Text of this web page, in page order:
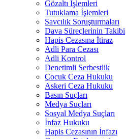
Gözaltı İşlemleri
Tutuklama İşlemleri
Savcılık Soruşturmaları
Dava Süreçlerinin Takibi
Hapis Cezasına İtiraz
Adli Para Cezası
Adli Kontrol
Denetimli Serbestlik
Çocuk Ceza Hukuku
Askeri Ceza Hukuku
Basın Suçları
Medya Suçları
Sosyal Medya Suçları
İnfaz Hukuku
Hapis Cezasının İnfazı